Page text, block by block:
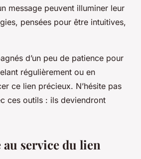
message peuvent illuminer leur
pensées pour être intuitives,
d’un peu de patience pour
régulièrement ou en
ce lien précieux. N’hésite pas
ces outils : ils deviendront
service du lien